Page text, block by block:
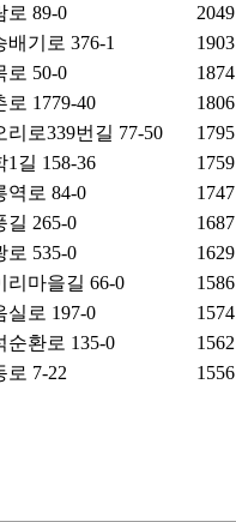
로 89-0
2049
배기로 376-1
1903
로 50-0
1874
로 1779-40
1806
리로339번길 77-50
1795
1길 158-36
1759
역로 84-0
1747
길 265-0
1687
로 535-0
1629
리마을길 66-0
1586
실로 197-0
1574
순환로 135-0
1562
로 7-22 1556